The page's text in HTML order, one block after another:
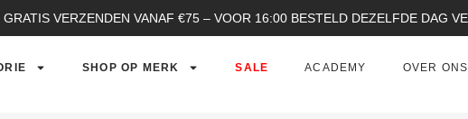
GRATIS VERZENDEN VANAF €75 – VOOR 16:00 BESTELD DEZELFDE DAG
SHOP OP MERK SALE ACADEMY OVER ONS